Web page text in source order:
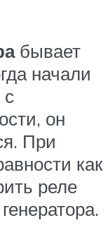
бывает
начали
он
При
как
реле